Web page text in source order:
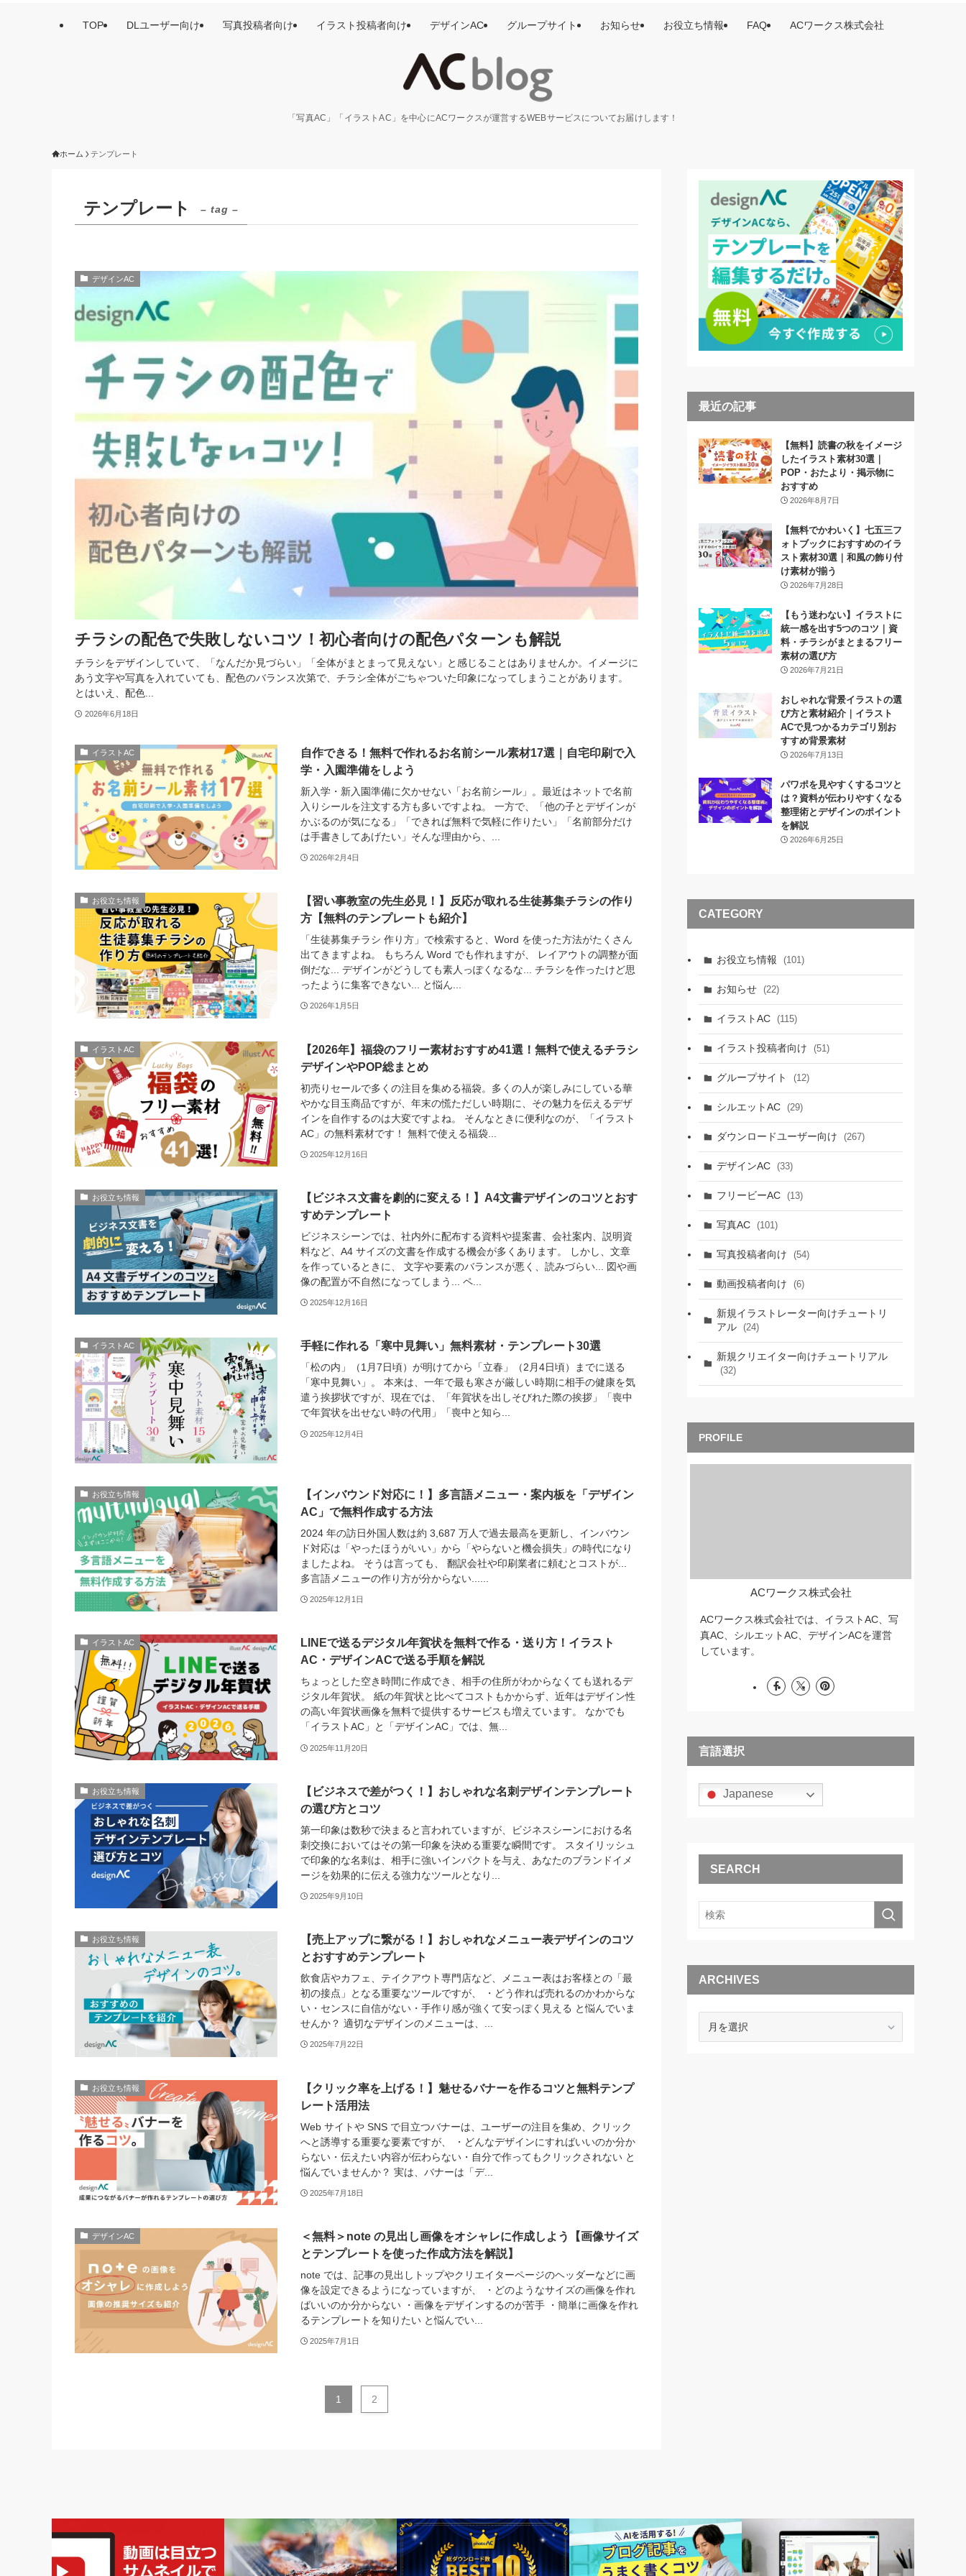
「写真AC」「イラストAC」を中心にACワークスが運営するWEBサービスについてお届けします！
TOP DLユーザー向け 写真投稿者向け イラスト投稿者向け デザインAC グループサイト お知らせ お役立ち情報 FAQ ACワークス株式会社
ホーム テンプレート
テンプレート – tag –
デザインAC
チラシの配色で失敗しないコツ！初心者向けの配色パターンも解説
チラシをデザインしていて、「なんだか見づらい」「全体がまとまって見えない」と感じることはありませんか。イメージに
あう文字や写真を入れていても、配色のバランス次第で、チラシ全体がごちゃついた印象になってしまうことがあります。
とはいえ、配色...
2026年6月18日
イラストAC
自作できる！無料で作れるお名前シール素材17選｜自宅印刷で入
学・入園準備をしよう
新入学・新入園準備に欠かせない「お名前シール」。最近はネットで名前
入りシールを注文する方も多いですよね。 一方で、「他の子とデザインが
かぶるのが気になる」「できれば無料で気軽に作りたい」「名前部分だけ
は手書きしてあげたい」そんな理由から、...
2026年2月4日
お役立ち情報
【習い事教室の先生必見！】反応が取れる生徒募集チラシの作り
方【無料のテンプレートも紹介】
「生徒募集チラシ 作り方」で検索すると、Word を使った方法がたくさん
出てきますよね。 もちろん Word でも作れますが、 レイアウトの調整が面
倒だな... デザインがどうしても素人っぽくなるな... チラシを作ったけど思
ったように集客できない... と悩ん...
2026年1月5日
イラストAC
【2026年】福袋のフリー素材おすすめ41選！無料で使えるチラシ
デザインやPOP総まとめ
初売りセールで多くの注目を集める福袋。多くの人が楽しみにしている華
やかな目玉商品ですが、年末の慌ただしい時期に、その魅力を伝えるデザ
インを自作するのは大変ですよね。 そんなときに便利なのが、「イラスト
AC」の無料素材です！ 無料で使える福袋...
2025年12月16日
お役立ち情報
【ビジネス文書を劇的に変える！】A4文書デザインのコツとおす
すめテンプレート
ビジネスシーンでは、社内外に配布する資料や提案書、会社案内、説明資
料など、A4 サイズの文書を作成する機会が多くあります。 しかし、文章
を作っているときに、 文字や要素のバランスが悪く、読みづらい... 図や画
像の配置が不自然になってしまう... ペ...
2025年12月16日
イラストAC 手軽に作れる「寒中見舞い」無料素材・テンプレート30選
「松の内」（1月7日頃）が明けてから「立春」（2月4日頃）までに送る
「寒中見舞い」。 本来は、一年で最も寒さが厳しい時期に相手の健康を気
遣う挨拶状ですが、現在では、「年賀状を出しそびれた際の挨拶」「喪中
で年賀状を出せない時の代用」「喪中と知ら...
2025年12月4日
お役立ち情報
【インバウンド対応に！】多言語メニュー・案内板を「デザイン
AC」で無料作成する方法
2024 年の訪日外国人数は約 3,687 万人で過去最高を更新し、インバウン
ド対応は「やったほうがいい」から「やらないと機会損失」の時代になり
ましたよね。 そうは言っても、 翻訳会社や印刷業者に頼むとコストが...
多言語メニューの作り方が分からない......
2025年12月1日
イラストAC
LINEで送るデジタル年賀状を無料で作る・送り方！イラスト
AC・デザインACで送る手順を解説
ちょっとした空き時間に作成でき、相手の住所がわからなくても送れるデ
ジタル年賀状。 紙の年賀状と比べてコストもかからず、近年はデザイン性
の高い年賀状画像を無料で提供するサービスも増えています。 なかでも
「イラストAC」と「デザインAC」では、無...
2025年11月20日
お役立ち情報
【ビジネスで差がつく！】おしゃれな名刺デザインテンプレート
の選び方とコツ
第一印象は数秒で決まると言われていますが、ビジネスシーンにおける名
刺交換においてはその第一印象を決める重要な瞬間です。 スタイリッシュ
で印象的な名刺は、相手に強いインパクトを与え、あなたのブランドイメ
ージを効果的に伝える強力なツールとなり...
2025年9月10日
お役立ち情報
【売上アップに繋がる！】おしゃれなメニュー表デザインのコツ
とおすすめテンプレート
飲食店やカフェ、テイクアウト専門店など、メニュー表はお客様との「最
初の接点」となる重要なツールですが、 ・どう作れば売れるのかわからな
い・センスに自信がない・手作り感が強くて安っぽく見える と悩んでいま
せんか？ 適切なデザインのメニューは、...
2025年7月22日
お役立ち情報
【クリック率を上げる！】魅せるバナーを作るコツと無料テンプ
レート活用法
Web サイトや SNS で目立つバナーは、ユーザーの注目を集め、クリック
へと誘導する重要な要素ですが、 ・どんなデザインにすればいいのか分か
らない・伝えたい内容が伝わらない・自分で作ってもクリックされない と
悩んでいませんか？ 実は、バナーは「デ...
2025年7月18日
デザインAC
＜無料＞note の見出し画像をオシャレに作成しよう【画像サイズ
とテンプレートを使った作成方法を解説】
note では、記事の見出しトップやクリエイターページのヘッダーなどに画
像を設定できるようになっていますが、 ・どのようなサイズの画像を作れ
ばいいのか分からない ・画像をデザインするのが苦手 ・簡単に画像を作れ
るテンプレートを知りたい と悩んでい...
2025年7月1日
1 2
最近の記事
【無料】読書の秋をイメージ
したイラスト素材30選｜
POP・おたより・掲示物に
おすすめ
2026年8月7日
【無料でかわいく】七五三フ
ォトブックにおすすめのイラ
スト素材30選｜和風の飾り付
け素材が揃う
2026年7月28日
【もう迷わない】イラストに
統一感を出す5つのコツ｜資
料・チラシがまとまるフリー
素材の選び方
2026年7月21日
おしゃれな背景イラストの選
び方と素材紹介｜イラスト
ACで見つかるカテゴリ別お
すすめ背景素材
2026年7月13日
パワポを見やすくするコツと
は？資料が伝わりやすくなる
整理術とデザインのポイント
を解説
2026年6月25日
CATEGORY
お役立ち情報 (101)
お知らせ (22)
イラストAC (115)
イラスト投稿者向け (51)
グループサイト (12)
シルエットAC (29)
ダウンロードユーザー向け (267)
デザインAC (33)
フリービーAC (13)
写真AC (101)
写真投稿者向け (54)
動画投稿者向け (6)
新規イラストレーター向けチュートリ
アル (24)
新規クリエイター向けチュートリアル
(32)
ACワークス株式会社
ACワークス株式会社では、イラストAC、写
真AC、シルエットAC、デザインACを運営
しています。
言語選択
Japanese
SEARCH
ARCHIVES
ARCHIVES